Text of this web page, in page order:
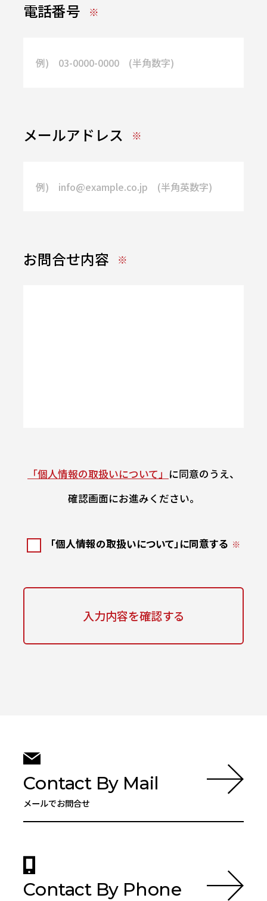
電話番号
メールアドレス
お問合せ内容
「個人情報の取扱いについて」 に同意のうえ、
確認画面にお進みください。
「個人情報の取扱いについて」に同意する
入力内容を確認する
Contact By Mail
メールでお問合せ
Contact By Phone